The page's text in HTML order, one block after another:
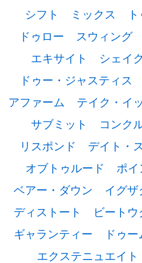
シフト
ミックス
ドゥロー
スウィング
エキサイト
シェイク
ドゥー・ジャスティス
アファーム
テイク・イ
サブミット
コンク
リスポンド
デイト・
オブトゥルード
ポ
ベアー・ダウン
イグザ
ディストート
ビートウ
ギャランティー
ドゥー
エクステニュエイト